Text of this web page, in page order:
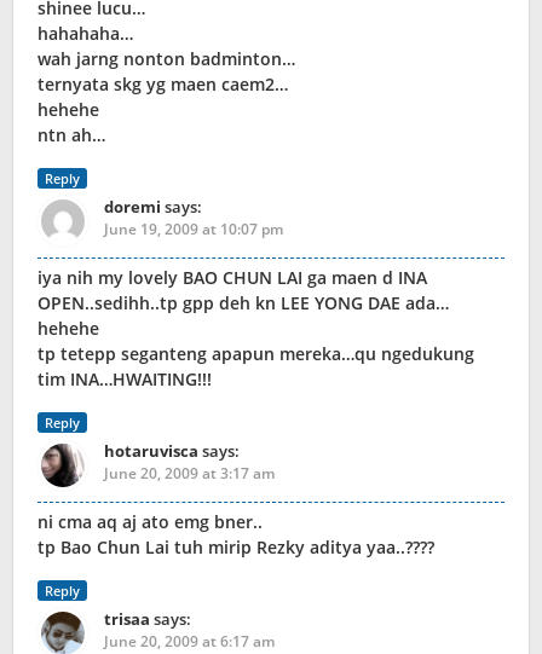
shinee lucu…
hahahaha…
wah jarng nonton badminton…
ternyata skg yg maen caem2…
hehehe
ntn ah…
Reply
doremi says:
June 19, 2009 at 10:07 pm
iya nih my lovely BAO CHUN LAI ga maen d INA
OPEN..sedihh..tp gpp deh kn LEE YONG DAE ada…
hehehe
tp tetepp seganteng apapun mereka…qu ngedukung
tim INA…HWAITING!!!
Reply
hotaruvisca says:
June 20, 2009 at 3:17 am
ni cma aq aj ato emg bner..
tp Bao Chun Lai tuh mirip Rezky aditya yaa..????
Reply
trisaa says:
June 20, 2009 at 6:17 am